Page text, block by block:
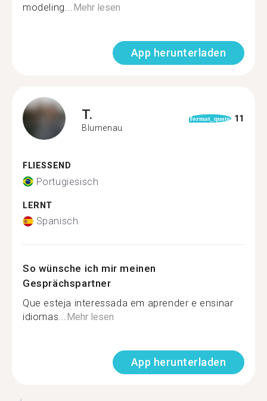
modeling...Mehr lesen
App herunterladen
T.
Blumenau
format_quote 11
FLIESSEND
Portugiesisch
LERNT
Spanisch
So wünsche ich mir meinen
Gesprächspartner
Que esteja interessada em aprender e ensinar
idiomas...Mehr lesen
App herunterladen